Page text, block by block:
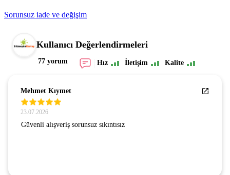
Sorunsuz iade ve değişim
Kullanıcı Değerlendirmeleri
77 yorum Hız İletişim Kalite
Mehmet Kıymet
23.07.2026
Güvenli alışveriş sorunsuz sıkıntısız